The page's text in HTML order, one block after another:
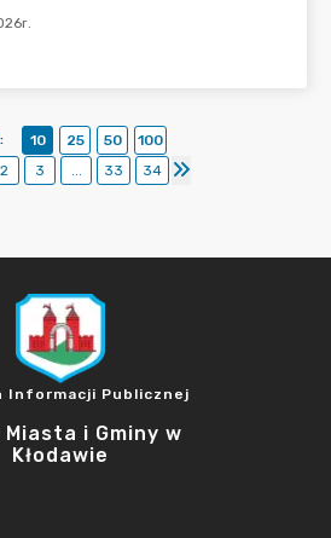
: 10 25 50
100
2 3 ... 33 34
Informacji Publicznej
Miasta i Gminy w
Kłodawie